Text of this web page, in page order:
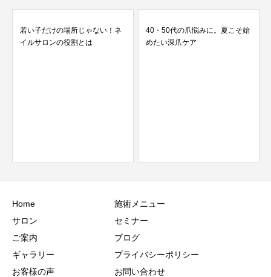
若い子だけの場所じゃない！ネ
イルサロンの役割とは
40・50代の爪悩みに。夏こそ始
めたい深爪ケア
Home
サロン
ご案内
ギャラリー
お客様の声
施術メニュー
セミナー
ブログ
プライバシーポリシー
お問い合わせ